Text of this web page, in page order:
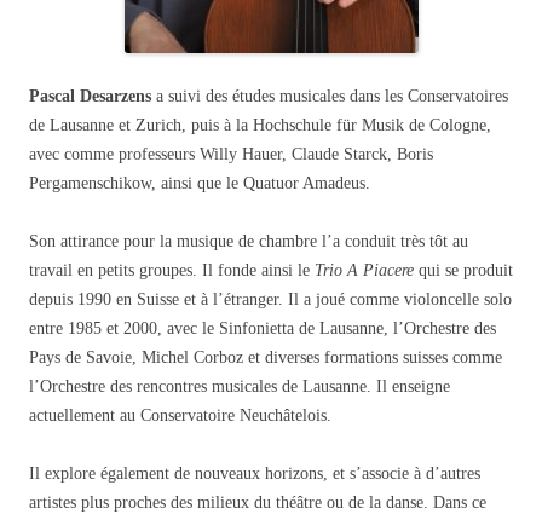
Pascal Desarzens a suivi des études musicales dans les Conservatoires
de Lausanne et Zurich, puis à la Hochschule für Musik de Cologne,
avec comme professeurs Willy Hauer, Claude Starck, Boris
Pergamenschikow, ainsi que le Quatuor Amadeus.
Son attirance pour la musique de chambre l’a conduit très tôt au
travail en petits groupes. Il fonde ainsi le Trio A Piacere qui se produit
depuis 1990 en Suisse et à l’étranger. Il a joué comme violoncelle solo
entre 1985 et 2000, avec le Sinfonietta de Lausanne, l’Orchestre des
Pays de Savoie, Michel Corboz et diverses formations suisses comme
l’Orchestre des rencontres musicales de Lausanne. Il enseigne
actuellement au Conservatoire Neuchâtelois.
Il explore également de nouveaux horizons, et s’associe à d’autres
artistes plus proches des milieux du théâtre ou de la danse. Dans ce